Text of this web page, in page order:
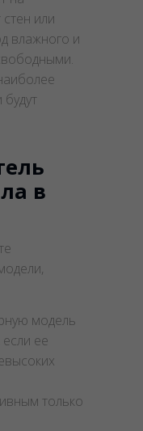
или
влажного и
в
модель
ее
только